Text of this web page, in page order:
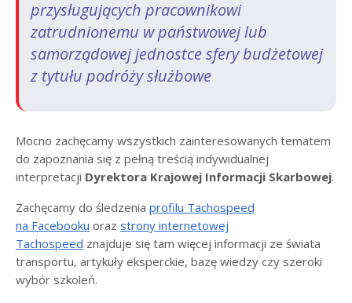
przysługujących pracownikowi
zatrudnionemu w państwowej lub
samorządowej jednostce sfery budżetowej
z tytułu podróży służbowe
Mocno zachęcamy wszystkich zainteresowanych tematem
do zapoznania się z pełną treścią indywidualnej
interpretacji Dyrektora Krajowej Informacji Skarbowej.
Zachęcamy do śledzenia profilu Tachospeed
na Facebooku oraz strony internetowej
Tachospeed znajduje się tam więcej informacji ze świata
transportu, artykuły eksperckie, bazę wiedzy czy szeroki
wybór szkoleń.